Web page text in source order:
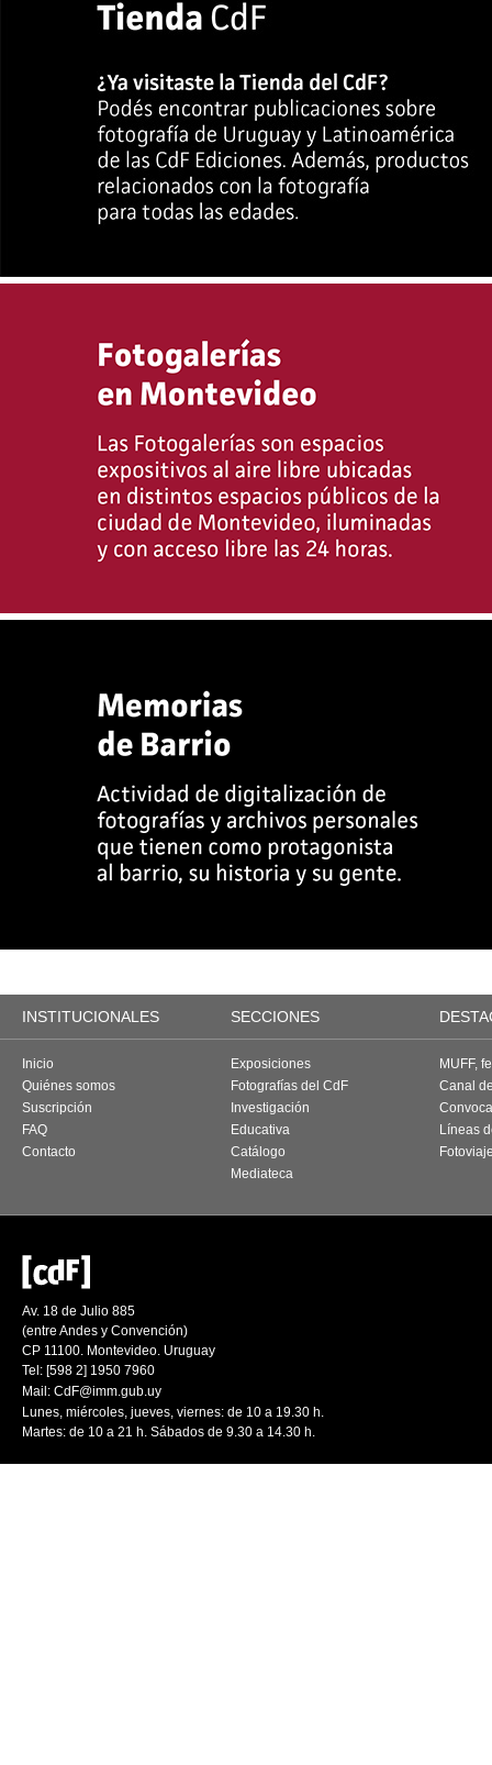
INSTITUCIONALES SECCIONES
Inicio
Quiénes somos
Suscripción
FAQ
Contacto
Exposiciones
Fotografías del CdF
Investigación
Educativa
Catálogo
Mediateca
MUFF,
Canal
Líneas
Av. 18 de Julio 885
(entre Andes y Convención)
CP 11100. Montevideo. Uruguay
Tel: [598 2] 1950 7960
Mail: CdF@imm.gub.uy
Lunes, miércoles, jueves, viernes: de 10 a 19.30 h.
Martes: de 10 a 21 h. Sábados de 9.30 a 14.30 h.